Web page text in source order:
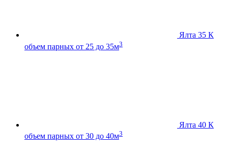
Ялта 35 К
объем парных от 25 до 35м3
Ялта 40 К
объем парных от 30 до 40м3